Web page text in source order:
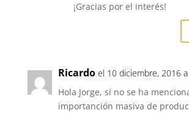
¡Gracias por el interés!
Ricardo el 10 diciembre, 2016
Hola Jorge, si no se ha
importanción masiva de